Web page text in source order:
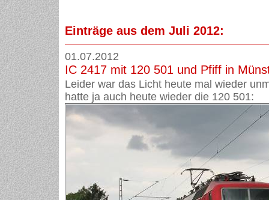
Einträge aus dem Juli 2012:
01.07.2012
IC 2417 mit 120 501 und Pfiff in
Leider war das Licht heute mal wieder
hatte ja auch heute wieder die 120 501: